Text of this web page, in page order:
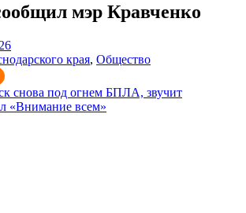
мэр Кравченко
края, Общество